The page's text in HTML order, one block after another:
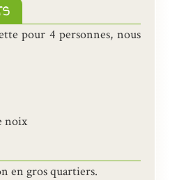
pour 4 personnes, nous
noix
en gros quartiers.